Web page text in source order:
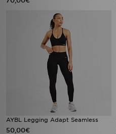
AYBL Legging Adapt Seamless
50,00€